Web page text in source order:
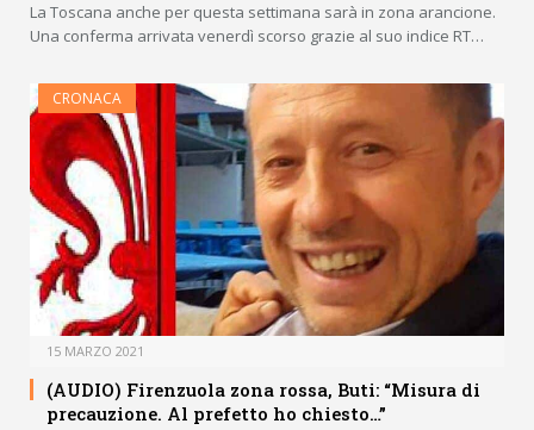
La Toscana anche per questa settimana sarà in zona arancione.
Una conferma arrivata venerdì scorso grazie al suo indice RT…
CRONACA
15 MARZO 2021
(AUDIO) Firenzuola zona rossa, Buti: “Misura di
precauzione. Al prefetto ho chiesto…”